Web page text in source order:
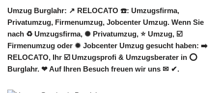
Umzug Burglahr: ↗️ RELOCATO ☎️: Umzugsfirma,
Privatumzug, Firmenumzug, Jobcenter Umzug. Wenn Sie
nach ♻ Umzugsfirma, ✺ Privatumzug, ⭐ Umzug, ☑️
Firmenumzug oder ✹ Jobcenter Umzug gesucht haben: ➡️
RELOCATO, Ihr ☑️ Umzugsprofi & Umzugsberater in ⭕
Burglahr. ❤ Auf Ihren Besuch freuen wir uns ✉ ✔.